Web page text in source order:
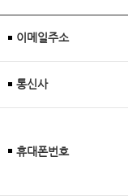
이메일주소
통신사
휴대폰번호